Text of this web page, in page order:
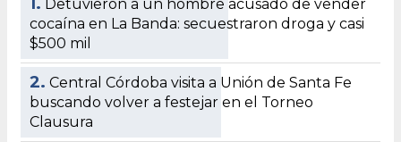
Detuvieron a un hombre acusado de vender
cocaína en La Banda: secuestraron droga y casi
$500 mil
2. Central Córdoba visita a Unión de Santa Fe
buscando volver a festejar en el Torneo
Clausura